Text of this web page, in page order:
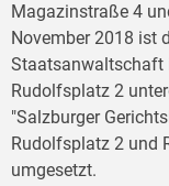
Magazinstraße 4
November 2018 ist
Staatsanwaltschaft
Rudolfsplatz 2
"Salzburger
Rudolfsplatz 2 und
umgesetzt.